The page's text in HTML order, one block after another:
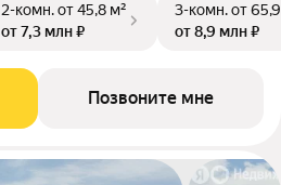
2-комн.от 45,8 м²
от 7,3 млн ₽
3-комн.от
от 8,9 млн ₽
Позвоните мне